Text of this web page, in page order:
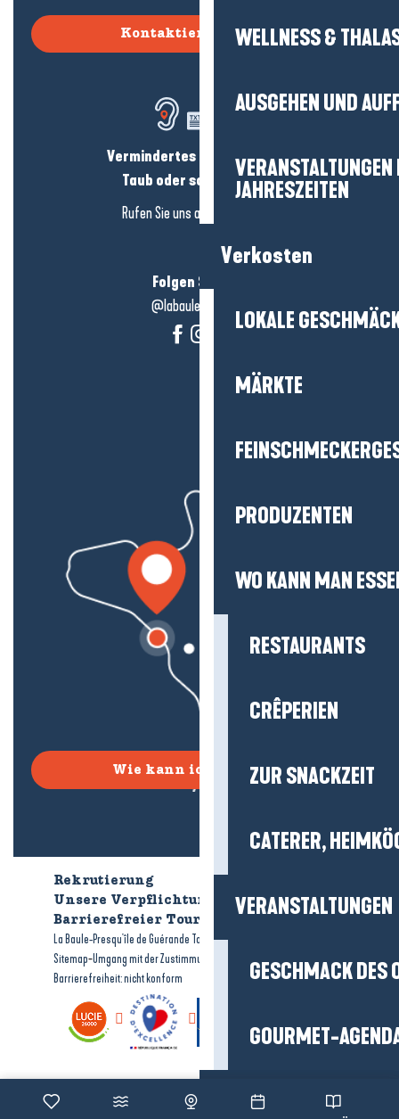
WELLNESS &
AUSGEHEN UND
JAHRESZEITEN
Verkosten
LOKALE
MÄRKTE
PRODUZENTEN
WO KANN MAN
RESTAURANTS
CRÊPERIEN
ZUR SNACKZEIT
CATERER,
VERANSTALTUNGEN
GESCHMACK DES
GOURMET-
Organisieren
Kontaktieren Sie uns
Vermindertes Hörvermögen?
Taub oder schwerhörig?
Rufen Sie uns an in
Folgen Sie uns!
@labauleguérande
Wie kann ich kommen?
Rekrutierung
Unsere Verpflichtungen
Barrierefreier Tourismus
La Baule-Presqu'île de Guérande Tourismus
Sitemap-Umgang mit der Zustimmung
Barrierefreiheit: nicht konform